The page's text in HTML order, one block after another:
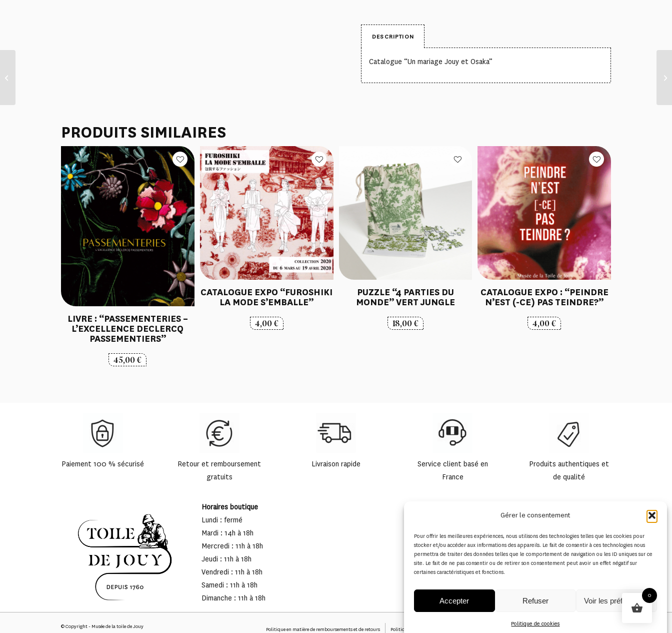
Gérer le consentement
Pour offrir les meilleures expériences, nous utilisons des technologies telles que les cookies pour
stocker et/ou accéder aux informations des appareils. Le fait de consentir à ces technologies nous
permettra de traiter des données telles que le comportement de navigation ou les ID uniques sur ce
site. Le fait de ne pas consentir ou de retirer son consentement peut avoir un effet négatif sur
certaines caractéristiques et fonctions.
Accepter Refuser Voir les préférences
Politique de cookies
DESCRIPTION
Catalogue “Un mariage Jouy et Osaka”
PRODUITS SIMILAIRES
LIVRE : “PASSEMENTERIES –
L’EXCELLENCE DECLERCQ
PASSEMENTIERS”
45,00€
CATALOGUE EXPO “FUROSHIKI
LA MODE S’EMBALLE”
4,00€
PUZZLE “4 PARTIES DU
MONDE” VERT JUNGLE
18,00€
CATALOGUE EXPO : “PEINDRE
N’EST (-CE) PAS TEINDRE?”
4,00€
Paiement 100 % sécurisé
Retour et remboursement
gratuits
Livraison rapide
Service client basé en
France
Produits authentiques et
de qualité
Horaires boutique
Lundi : fermé
Mardi : 14h à 18h
Mercredi : 11h à 18h
Jeudi : 11h à 18h
Vendredi : 11h à 18h
Samedi : 11h à 18h
Dimanche : 11h à 18h
© Copyright - Musée de la toile de Jouy Politique en matière de remboursements et de retours Politique de cookies (UE)
0